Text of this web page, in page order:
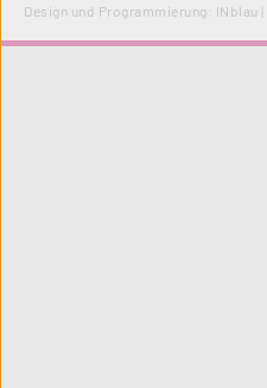
Design und Programmierung: INblau